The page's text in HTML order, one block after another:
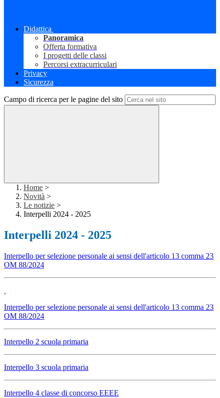
Didattica
Panoramica
Offerta formativa
I progetti delle classi
Percorsi extracurriculari
Privacy
Sicurezza
Campo di ricerca per le pagine del sito
Home >
Novità >
Le notizie >
Interpelli 2024 - 2025
Interpelli 2024 - 2025
Interpello per selezione personale ai sensi dell'articolo 13 comma 23
OM 88/2024
Interpello per selezione personale ai sensi dell'articolo 13 comma 23
OM 88/2024
Interpello 2 scuola primaria
Interpello 3 scuola primaria
Interpello 4 classe di concorso EEEE